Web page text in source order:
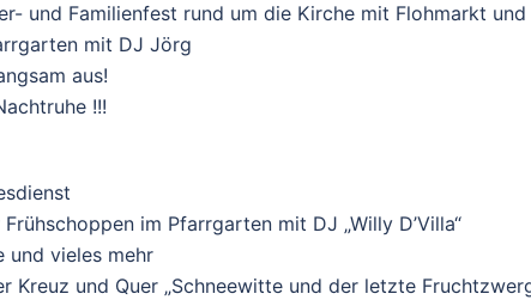
und Familienfest rund um die Kirche mit Flohmarkt
mit DJ Jörg
aus!
!!!
Frühschoppen im Pfarrgarten mit DJ „Willy D’Villa“
und vieles mehr
Kreuz und Quer „Schneewitte und der letzte